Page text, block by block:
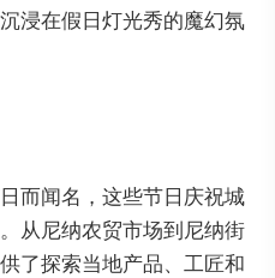
浸在假日灯光秀的魔幻氛
而闻名，这些节日庆祝城
从尼纳农贸市场到尼纳街
了探索当地产品、工匠和